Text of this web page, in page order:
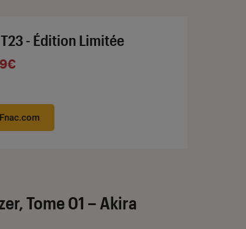
- Édition Limitée
Tome 01 – Akira